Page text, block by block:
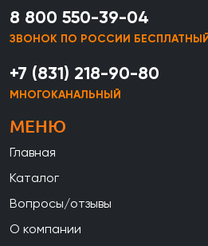
8 800 550-39-04
ЗВОНОК ПО РОССИИ
+7 (831) 218-90-80
МНОГОКАНАЛЬНЫЙ
МЕНЮ
Главная
Каталог
Вопросы/отзывы
О компании